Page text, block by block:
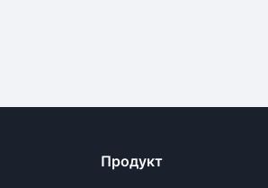
Продукт